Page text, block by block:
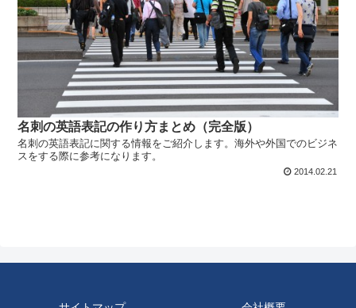
名刺の英語表記の作り方まとめ（完全版）
名刺の英語表記に関する情報をご紹介します。海外や外国でのビジネ
スをする際に参考になります。
2014.02.21